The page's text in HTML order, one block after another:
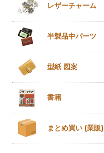
レザーチャーム
半製品中パーツ
型紙 図案
書籍
まとめ買い (業販)